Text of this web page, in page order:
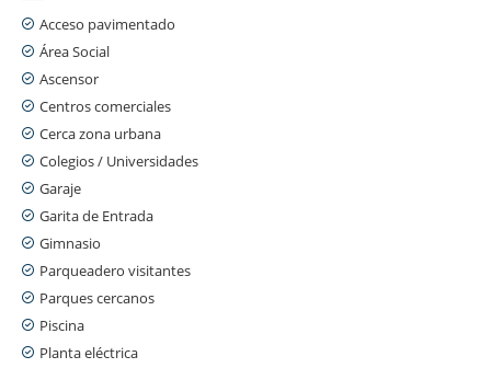
Acceso pavimentado
Área Social
Ascensor
Centros comerciales
Cerca zona urbana
Colegios / Universidades
Garaje
Garita de Entrada
Gimnasio
Parqueadero visitantes
Parques cercanos
Piscina
Planta eléctrica